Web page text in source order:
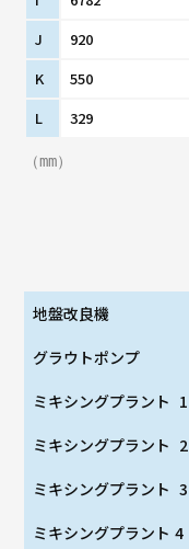
地盤改良機
グラウトポンプ
ミキシングプラント 1
ミキシングプラント 2
ミキシングプラント 3
ミキシングプラント 4
J
920
K
550
L
329
（mm）